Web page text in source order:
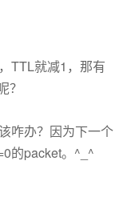
TTL就减1，那有
？
咋办？因为下一个
的packet。^_^